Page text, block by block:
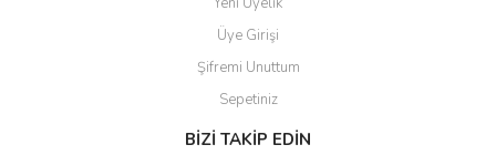
Üye Girişi
Şifremi Unuttum
Sepetiniz
BİZİ TAKİP EDİN